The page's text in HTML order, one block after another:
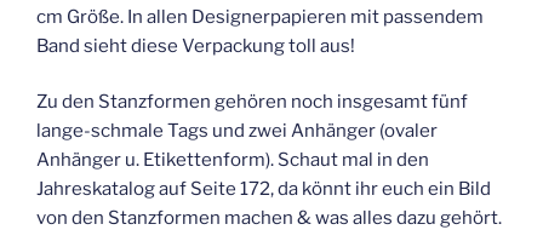
cm Größe. In allen Designerpapieren mit passendem
Band sieht diese Verpackung toll aus!
Zu den Stanzformen gehören noch insgesamt fünf
lange-schmale Tags und zwei Anhänger (ovaler
Anhänger u. Etikettenform). Schaut mal in den
Jahreskatalog auf Seite 172, da könnt ihr euch ein Bild
von den Stanzformen machen & was alles dazu gehört.